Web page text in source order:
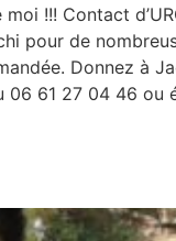
!!! Contact
pour de
Donnez à
06 61 27 04 46 ou